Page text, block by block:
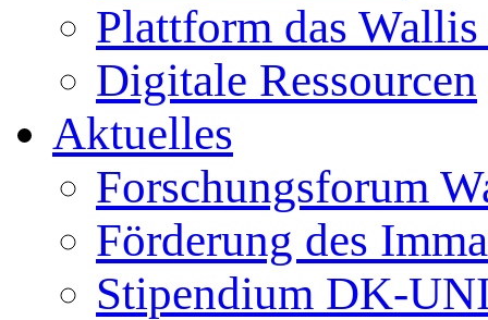
Plattform das Wallis
Digitale Ressourcen
Aktuelles
Forschungsforum
Förderung des
Stipendium DK-